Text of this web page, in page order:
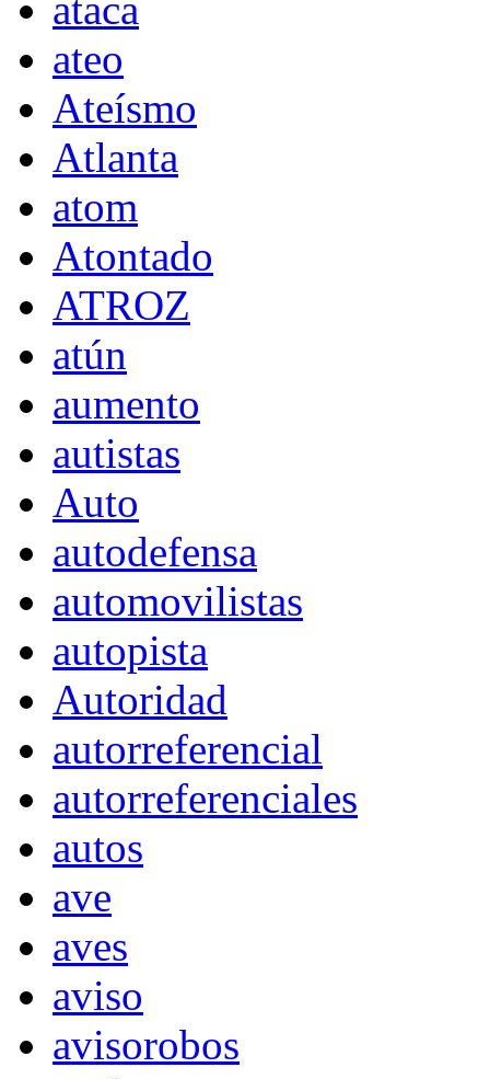
ataca
ateo
Ateísmo
Atlanta
atom
Atontado
ATROZ
atún
aumento
autistas
Auto
autodefensa
automovilistas
autopista
Autoridad
autorreferencial
autorreferenciales
autos
ave
aves
aviso
avisorobos